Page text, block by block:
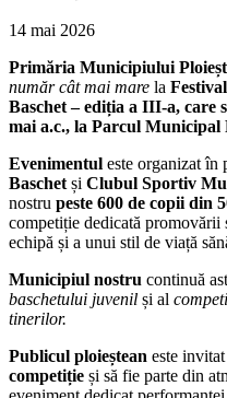
14 mai 2026
Primăria Municipiului
număr cât mai mare la
Baschet – ediția a III-a, care
mai a.c., la Parcul Municipal
Evenimentul este organizat în
Baschetși Clubul Sportiv
nostru peste 600 de copii din
competiție dedicată
echipă și a unui stil de viață
Municipiul nostru continuă
baschetului juvenil și al
tinerilor.
Publicul ploieștean este invitat
competiție și să fie parte din